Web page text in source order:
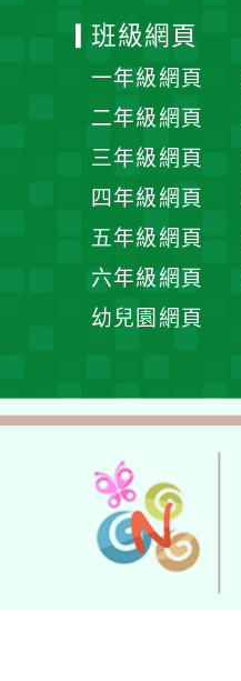
班級網頁
一年級網頁
二年級網頁
三年級網頁
四年級網頁
五年級網頁
六年級網頁
幼兒園網頁